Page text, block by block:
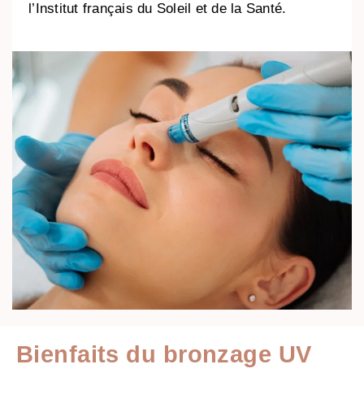
l’Institut français du Soleil et de la Santé.
Bienfaits du bronzage UV